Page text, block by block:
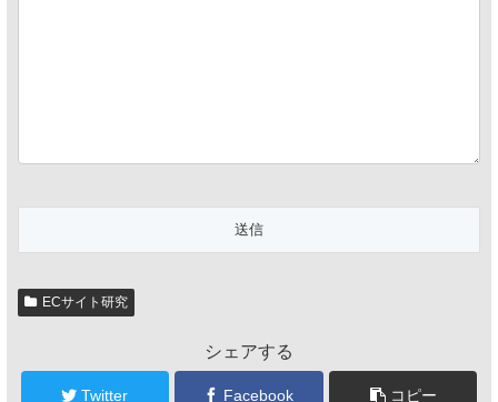
ECサイト研究
シェアする
Twitter Facebook コピー